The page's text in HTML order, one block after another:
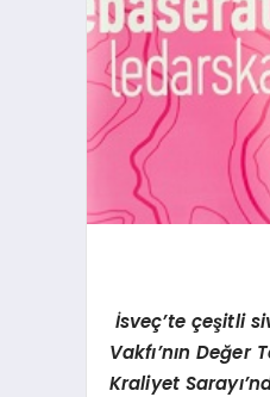
İsveç’te çeşitli
Vakfı’nın
Kraliyet